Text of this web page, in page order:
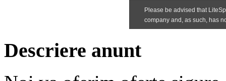
Descriere anunt